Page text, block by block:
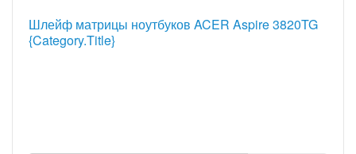
Шлейф матрицы ноутбуков ACER Aspire 3820TG
{Category.Title}